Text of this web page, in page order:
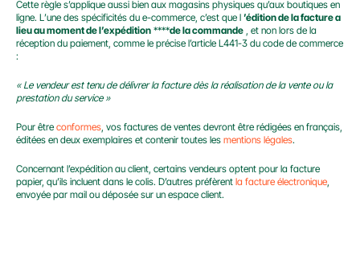
Cette règle s’applique aussi bien aux magasins physiques qu’aux boutiques en
ligne. L’une des spécificités du e-commerce, c’est que l ’édition de la facture a
lieu au moment de l’expédition ****de la commande , et non lors de la
réception du paiement, comme le précise l’article L441-3 du code de commerce
:
« Le vendeur est tenu de délivrer la facture dès la réalisation de la vente ou la
prestation du service »
Pour être conformes, vos factures de ventes devront être rédigées en français,
éditées en deux exemplaires et contenir toutes les mentions légales.
Concernant l’expédition au client, certains vendeurs optent pour la facture
papier, qu’ils incluent dans le colis. D’autres préfèrent la facture électronique,
envoyée par mail ou déposée sur un espace client.